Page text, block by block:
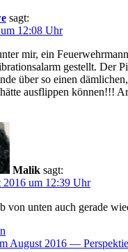
sagt:
12:08 Uhr
mir, ein
gestellt. Der
über so einen
ausflippen können!!!
Malik sagt:
2016 um 12:39 Uhr
von unten auch gerade
August 2016 —